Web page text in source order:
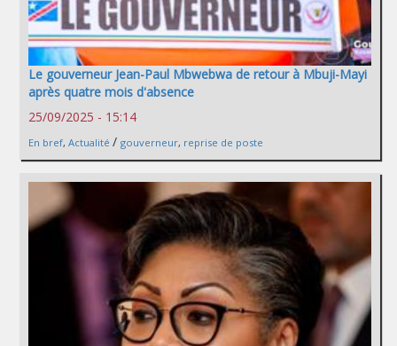
Le gouverneur Jean-Paul Mbwebwa de retour à Mbuji-Mayi
après quatre mois d'absence
25/09/2025 - 15:14
En bref, Actualité / gouverneur, reprise de poste